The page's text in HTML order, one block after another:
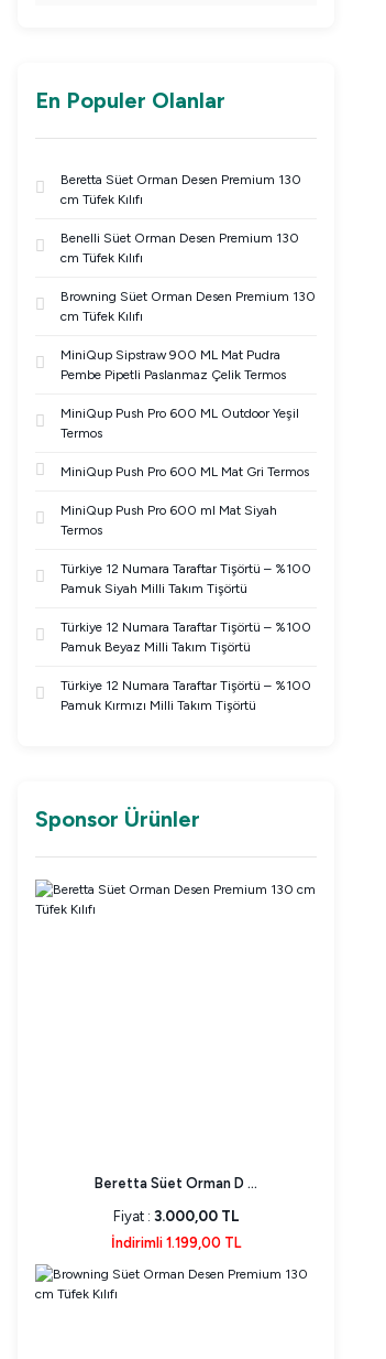
En Populer Olanlar
Beretta Süet Orman Desen Premium 130
cm Tüfek Kılıfı
Benelli Süet Orman Desen Premium 130
cm Tüfek Kılıfı
Browning Süet Orman Desen Premium 130
cm Tüfek Kılıfı
MiniQup Sipstraw 900 ML Mat Pudra
Pembe Pipetli Paslanmaz Çelik Termos
MiniQup Push Pro 600 ML Outdoor Yeşil
Termos
MiniQup Push Pro 600 ML Mat Gri Termos
MiniQup Push Pro 600 ml Mat Siyah
Termos
Türkiye 12 Numara Taraftar Tişörtü – %100
Pamuk Siyah Milli Takım Tişörtü
Türkiye 12 Numara Taraftar Tişörtü – %100
Pamuk Beyaz Milli Takım Tişörtü
Türkiye 12 Numara Taraftar Tişörtü – %100
Pamuk Kırmızı Milli Takım Tişörtü
Sponsor Ürünler
Beretta Süet Orman D ...
Fiyat : 3.000,00 TL
İndirimli 1.199,00 TL